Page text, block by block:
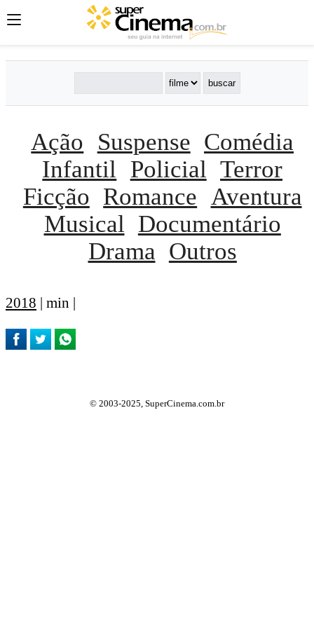
Ação Suspense Comédia
Infantil
Policial Terror
Ficção Romance Aventura
Musical
Documentário
Drama Outros
2018 | min |
© 2003-2025, SuperCinema.com.br